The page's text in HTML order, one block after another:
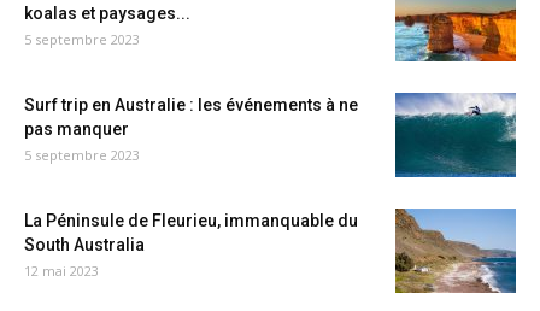
koalas et paysages...
5 septembre 2023
Surf trip en Australie : les événements à ne
pas manquer
5 septembre 2023
La Péninsule de Fleurieu, immanquable du
South Australia
12 mai 2023